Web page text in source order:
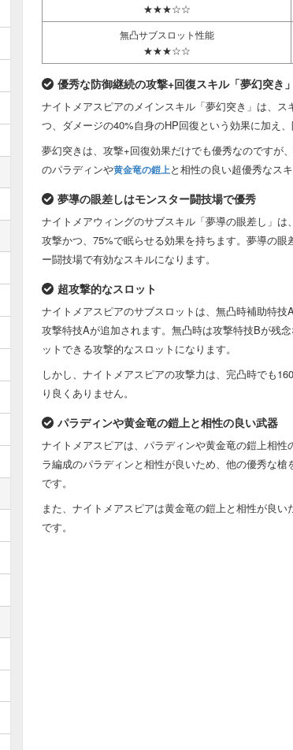
★★★☆☆
無凸サブスロット性能
★★★☆☆
優秀な防御継続の攻撃+回復スキル「夢幻突き」
ナイトメアスピアのメインスキル「夢幻突き」は、
つ、ダメージの40%自身のHP回復という効果に加え
夢幻突きは、攻撃+回復効果だけでも優秀なのですが
のパラディンや黄金竜の鎧上と相性の良い超優秀なス
夢導の眼差しはモンスター闘技場で優秀
ナイトメアウィングのサブスキル「夢導の眼差し」
攻撃かつ、75%で眠らせる効果を持ちます。夢導の
ー闘技場で有効なスキルになります。
超攻撃的なスロット
ナイトメアスピアのサブスロットは、無凸時補助特技
攻撃特技Aが追加されます。無凸時は攻撃特技Bが残
ットできる攻撃的なスロットになります。
しかし、ナイトメアスピアの攻撃力は、完凸時でも
り良くありません。
パラディンや黄金竜の鎧上と相性の良い武器
ナイトメアスピアは、パラディンや黄金竜の鎧上相
ラ編成のパラディンと相性が良いため、他の優秀な
です。
また、ナイトメアスピアは黄金竜の鎧上と相性が良
です。